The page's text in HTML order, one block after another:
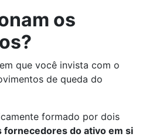
os
que você invista com o
de queda do
formado por dois
fornecedores do ativo em si